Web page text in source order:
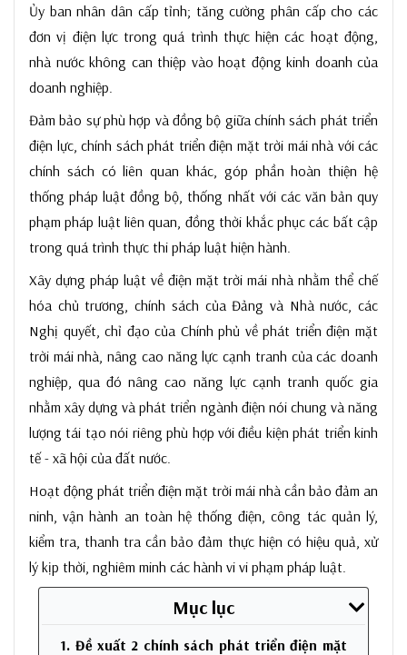
Ủy ban nhân dân cấp tỉnh; tăng cường phân cấp cho các
đơn vị điện lực trong quá trình thực hiện các hoạt động,
nhà nước không can thiệp vào hoạt động kinh doanh của
doanh nghiệp.
Đảm bảo sự phù hợp và đồng bộ giữa chính sách phát triển
điện lực, chính sách phát triển điện mặt trời mái nhà với các
chính sách có liên quan khác, góp phần hoàn thiện hệ
thống pháp luật đồng bộ, thống nhất với các văn bản quy
phạm pháp luật liên quan, đồng thời khắc phục các bất cập
trong quá trình thực thi pháp luật hiện hành.
Xây dựng pháp luật về điện mặt trời mái nhà nhằm thể chế
hóa chủ trương, chính sách của Đảng và Nhà nước, các
Nghị quyết, chỉ đạo của Chính phủ về phát triển điện mặt
trời mái nhà, nâng cao năng lực cạnh tranh của các doanh
nghiệp, qua đó nâng cao năng lực cạnh tranh quốc gia
nhằm xây dựng và phát triển ngành điện nói chung và năng
lượng tái tạo nói riêng phù hợp với điều kiện phát triển kinh
tế - xã hội của đất nước.
Hoạt động phát triển điện mặt trời mái nhà cần bảo đảm an
ninh, vận hành an toàn hệ thống điện, công tác quản lý,
kiểm tra, thanh tra cần bảo đảm thực hiện có hiệu quả, xử
lý kịp thời, nghiêm minh các hành vi vi phạm pháp luật.
Mục lục
1. Đề xuất 2 chính sách phát triển điện mặt